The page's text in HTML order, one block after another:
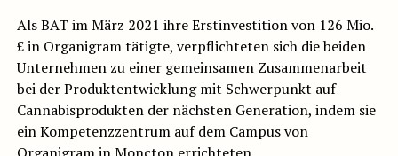
Als BAT im März 2021 ihre Erstinvestition von 126 Mio.
£ in Organigram tätigte, verpflichteten sich die beiden
Unternehmen zu einer gemeinsamen Zusammenarbeit
bei der Produktentwicklung mit Schwerpunkt auf
Cannabisprodukten der nächsten Generation, indem sie
ein Kompetenzzentrum auf dem Campus von